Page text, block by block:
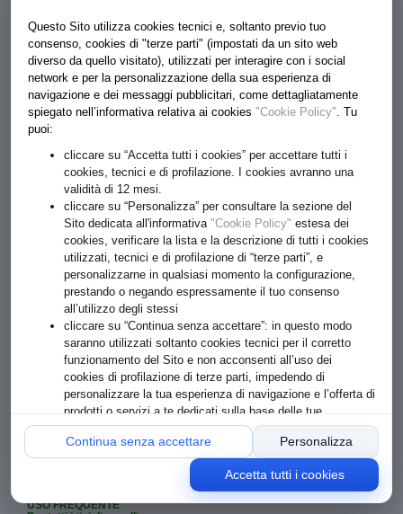
Linea Biologica
€ 8.40
Formato: 250 ML
1 ACQUISTA
SHAMPOO DELICATO BIO
USO FREQUENTE
Questo Sito utilizza cookies tecnici e, soltanto previo tuo
consenso, cookies di "terze parti" (impostati da un sito web
diverso da quello visitato), utilizzati per interagire con i social
network e per la personalizzazione della sua esperienza di
navigazione e dei messaggi pubblicitari, come dettagliatamente
spiegato nell’informativa relativa ai cookies "Cookie Policy". Tu
puoi:
cliccare su “Accetta tutti i cookies” per accettare tutti i
cookies, tecnici e di profilazione. I cookies avranno una
validità di 12 mesi.
cliccare su “Personalizza” per consultare la sezione del
Sito dedicata all'informativa "Cookie Policy" estesa dei
cookies, verificare la lista e la descrizione di tutti i cookies
utilizzati, tecnici e di profilazione di “terze parti”, e
personalizzarne in qualsiasi momento la configurazione,
prestando o negando espressamente il tuo consenso
all’utilizzo degli stessi
cliccare su “Continua senza accettare”: in questo modo
saranno utilizzati soltanto cookies tecnici per il corretto
funzionamento del Sito e non acconsenti all’uso dei
cookies di profilazione di terze parti, impedendo di
personalizzare la tua esperienza di navigazione e l’offerta di
prodotti o servizi a te dedicati sulla base delle tue
preferenze o comportamenti online
Continua senza accettare Personalizza
Accetta tutti i cookies